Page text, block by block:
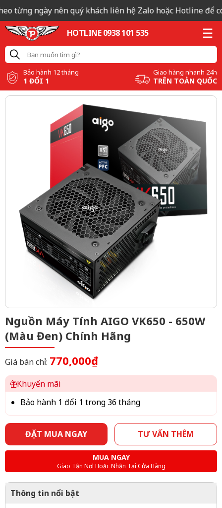
từng ngày nên quý khách liên hệ Zalo hoặc Hotline để
HOTLINE 0938 101 535
Bảo hành 12 tháng
1 ĐỔI 1
Giao hàng nhanh 24h
TRÊN TOÀN QUỐC
Nguồn Máy Tính AIGO VK650 - 650W
(Màu Đen) Chính Hãng
Giá bán chỉ: 770,000₫
Khuyến mãi
Bảo hành 1 đổi 1 trong 36 tháng
ĐẶT MUA NGAY TƯ VẤN THÊM
MUA NGAY
Giao Tận Nơi Hoặc Nhận Tại Cửa Hàng
Thông tin nổi bật